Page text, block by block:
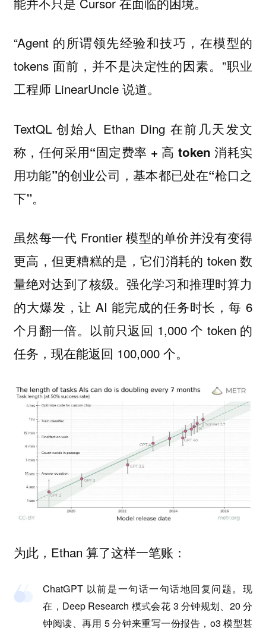
“Agent 的所谓领先经验和技巧，在模型的
tokens 面前，并不是决定性的因素。”职业
工程师 LinearUncle 说道。
TextQL 创始人 Ethan Ding 在前几天发文
称， 任何采用“固定费率 + 高 token 消耗实
用功能”的创业公司，基本都已处在“枪口之
下”。
虽然每一代 Frontier 模型的单价并没有变得
更高，但更糟糕的是，它们消耗的 token 数
量绝对达到了核级。强化学习和推理时算力
的大爆发，让 AI 能完成的任务时长，每 6
个月翻一倍。以前只返回 1,000 个 token 的
任务，现在能返回 100,000 个。
为此，Ethan 算了这样一笔账：
ChatGPT 以前是一句话一句话地回复问题。现
在，Deep Research 模式会花 3 分钟规划、20 分
钟阅读、再用 5 分钟来重写一份报告，o3 模型甚